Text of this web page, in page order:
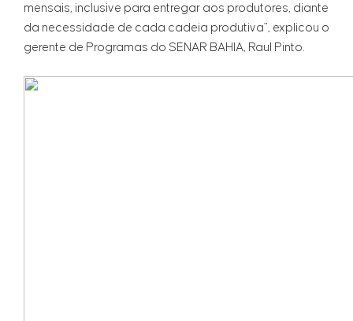
mensais, inclusive para entregar aos produtores, diante
da necessidade de cada cadeia produtiva", explicou o
gerente de Programas do SENAR BAHIA, Raul Pinto.